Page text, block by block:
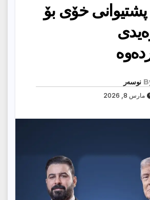
خۆى بۆ
نوسەر
مارس 8, 2026